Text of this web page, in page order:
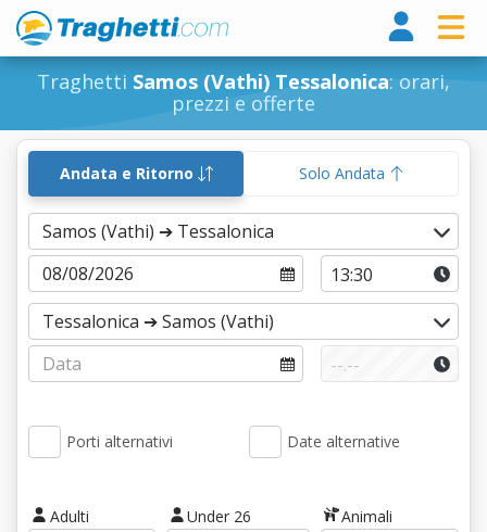
Traghetti Samos (Vathi) Tessalonica: orari,
prezzi e offerte
Andata e Ritorno Solo Andata
Porti alternativi Date alternative
Adulti Under 26 Animali